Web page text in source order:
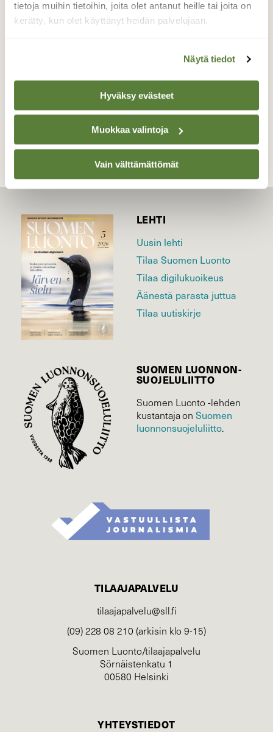
tietoja muihin tietoihin, joita olet antanut heille tai joita on
kerätty, kun olet käyttänyt heidän palvelujaan.
Näytä tiedot
Hyväksy evästeet
Muokkaa valintoja
Vain välttämättömät
Tällainen kuvan saa tilhistä, kun ohi menevä
rekka kolistelee lähellä. Kuvattu 25.12.2016.
Valokuvaaja: Kari Saarinen, Lempäälä 25.12.2016
LEHTI
Uusin lehti
Tilaa Suomen Luonto
Tilaa digilukuoikeus
Äänestä parasta juttua
Tilaa uutiskirje
SUOMEN LUONNON­
SUOJELU­LIITTO
Suomen Luonto -lehden
kustantaja onSuomen
luonnonsuojelu­liitto.
TILAAJAPALVELU
tilaajapalvelu@sll.fi
(09) 228 08 210 (arkisin klo 9-15)
Suomen Luonto/tilaajapalvelu
Sörnäistenkatu 1
00580 Helsinki
YHTEYSTIEDOT